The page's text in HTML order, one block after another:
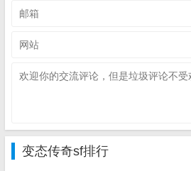
变态传奇sf排行